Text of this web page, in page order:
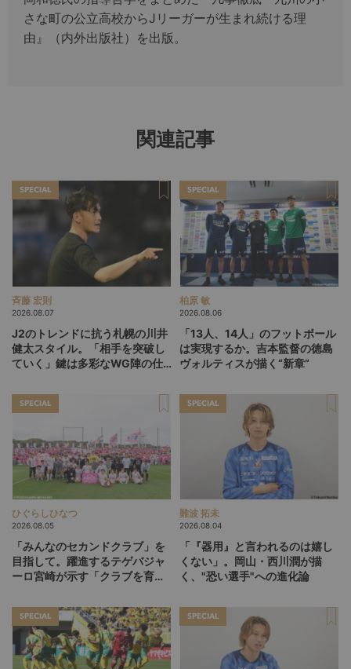
さな町の公立高校からJリーガーが生まれ続ける理
由』（内外出版社）を出版。
関連記事
SPECIAL
斉藤 宏則
2026.08.07
J2のトレンドに抗う札幌の川井
健太スタイル。「相手を突破し
ていく」鍵は多彩なWG陣の仕
SPECIAL
柏原 敏
2026.08.06
「13人、14人」のフットボール
は実現するか。吉本監督の徳島
ヴォルティスが描く“新章”
SPECIAL
ひぐらしひなつ
2026.08.05
「みんなのセカンドクラブ」を
目指して。躍進するテゲバジャ
ーロ宮崎が示す「クラブを育て
SPECIAL
難波 拓未
2026.08.04
「『器用』と言われるのは嬉し
くない」。岡山・西川潤が描
く、"恐い選手"への進化論
SPECIAL SPECIAL